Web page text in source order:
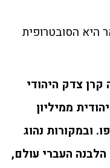
היא הסובטרופית
צדק היהודי
ממיליון
ובמקורות נהוג
העברי עולם,